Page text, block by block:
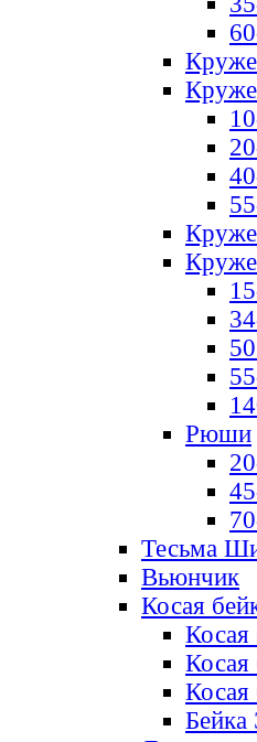
Рюши
Тесьма
Вьюнчик
Косая
Косая
Косая
Косая